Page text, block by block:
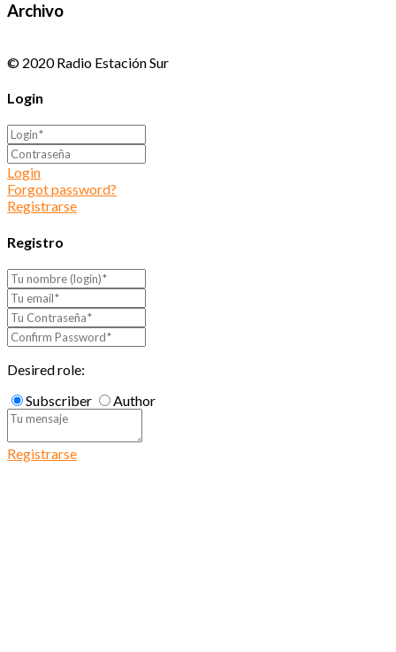
Archivo
© 2020 Radio Estación Sur
Login
Login
Forgot password?
Registrarse
Registro
Desired role:
Subscriber
Author
Registrarse